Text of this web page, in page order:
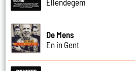
De Mens
En in Gent